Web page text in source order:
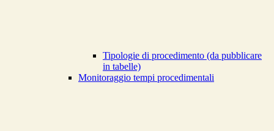
Tipologie di procedimento (da pubblicare
in tabelle)
Monitoraggio tempi procedimentali